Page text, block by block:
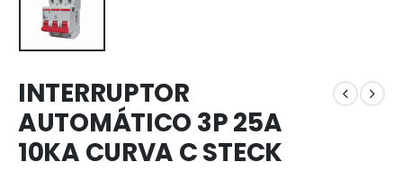
INTERRUPTOR
AUTOMÁTICO 3P 25A
10KA CURVA C STECK